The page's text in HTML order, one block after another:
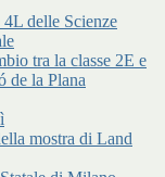
delle Scienze
tra la classe 2E e
de la Plana
mostra di Land